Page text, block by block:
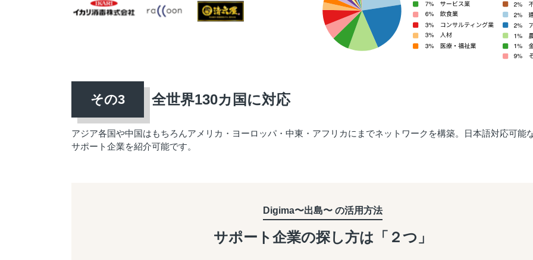
全世界130カ国に対応
アジア各国や中国はもちろんアメリカ・ヨーロッパ・中東・アフリカにまでネットワークを構築。日本語対応可能
サポート企業を紹介可能です。
Digima〜出島〜 の活用方法
サポート企業の探し方は「２つ」